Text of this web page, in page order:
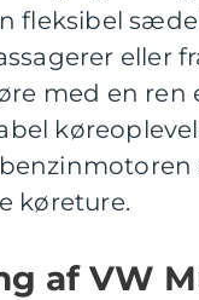
fleksibel
eller
med en ren
køreture.
af VW